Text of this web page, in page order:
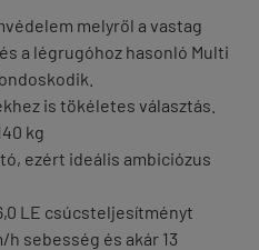
melyről a vastag
a légrugóhoz hasonló Multi
is tökéletes választás.
kg
ezért ideális ambiciózus
LE csúcsteljesítményt
sebesség és akár 13